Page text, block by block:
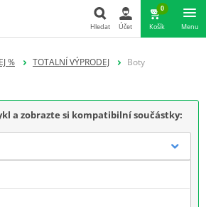
Hledat Účet
0
Košík Menu
% TOTALNÍ VÝPRODEJ Boty
a zobrazte si kompatibilní součástky: